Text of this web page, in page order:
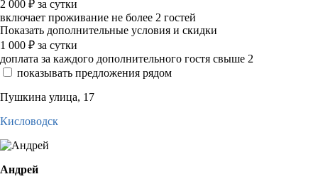
2 000 ₽ за сутки
включает проживание не более 2 гостей
Показать дополнительные условия и скидки
1 000 ₽ за сутки
доплата за каждого дополнительного гостя свыше 2
показывать предложения рядом
Пушкина улица, 17
Кисловодск
Андрей